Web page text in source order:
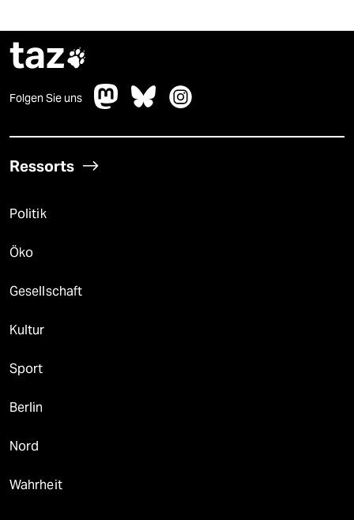
taz
Folgen Sie uns
Ressorts
Politik
Öko
Gesellschaft
Kultur
Sport
Berlin
Nord
Wahrheit